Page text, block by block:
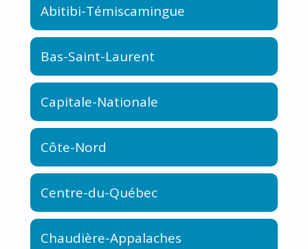
Abitibi-Témiscamingue
Bas-Saint-Laurent
Capitale-Nationale
Côte-Nord
Centre-du-Québec
Chaudière-Appalaches